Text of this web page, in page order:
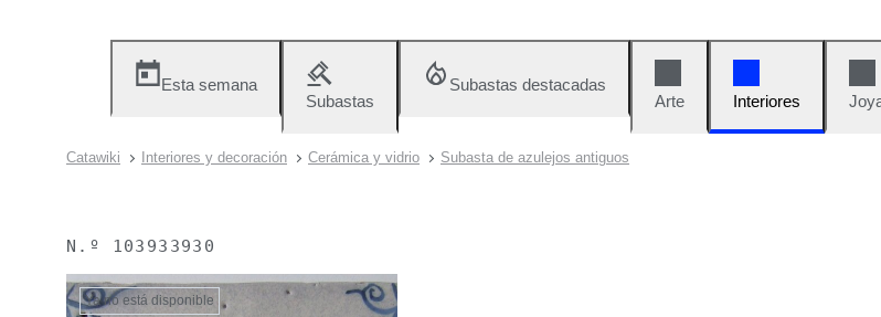
Esta semana
Subastas
Subastas destacadas
Arte
Interiores
Catawiki Interiores y decoración Cerámica y vidrio Subasta de azulejos antiguos
N.º 103933930
Ya no está disponible